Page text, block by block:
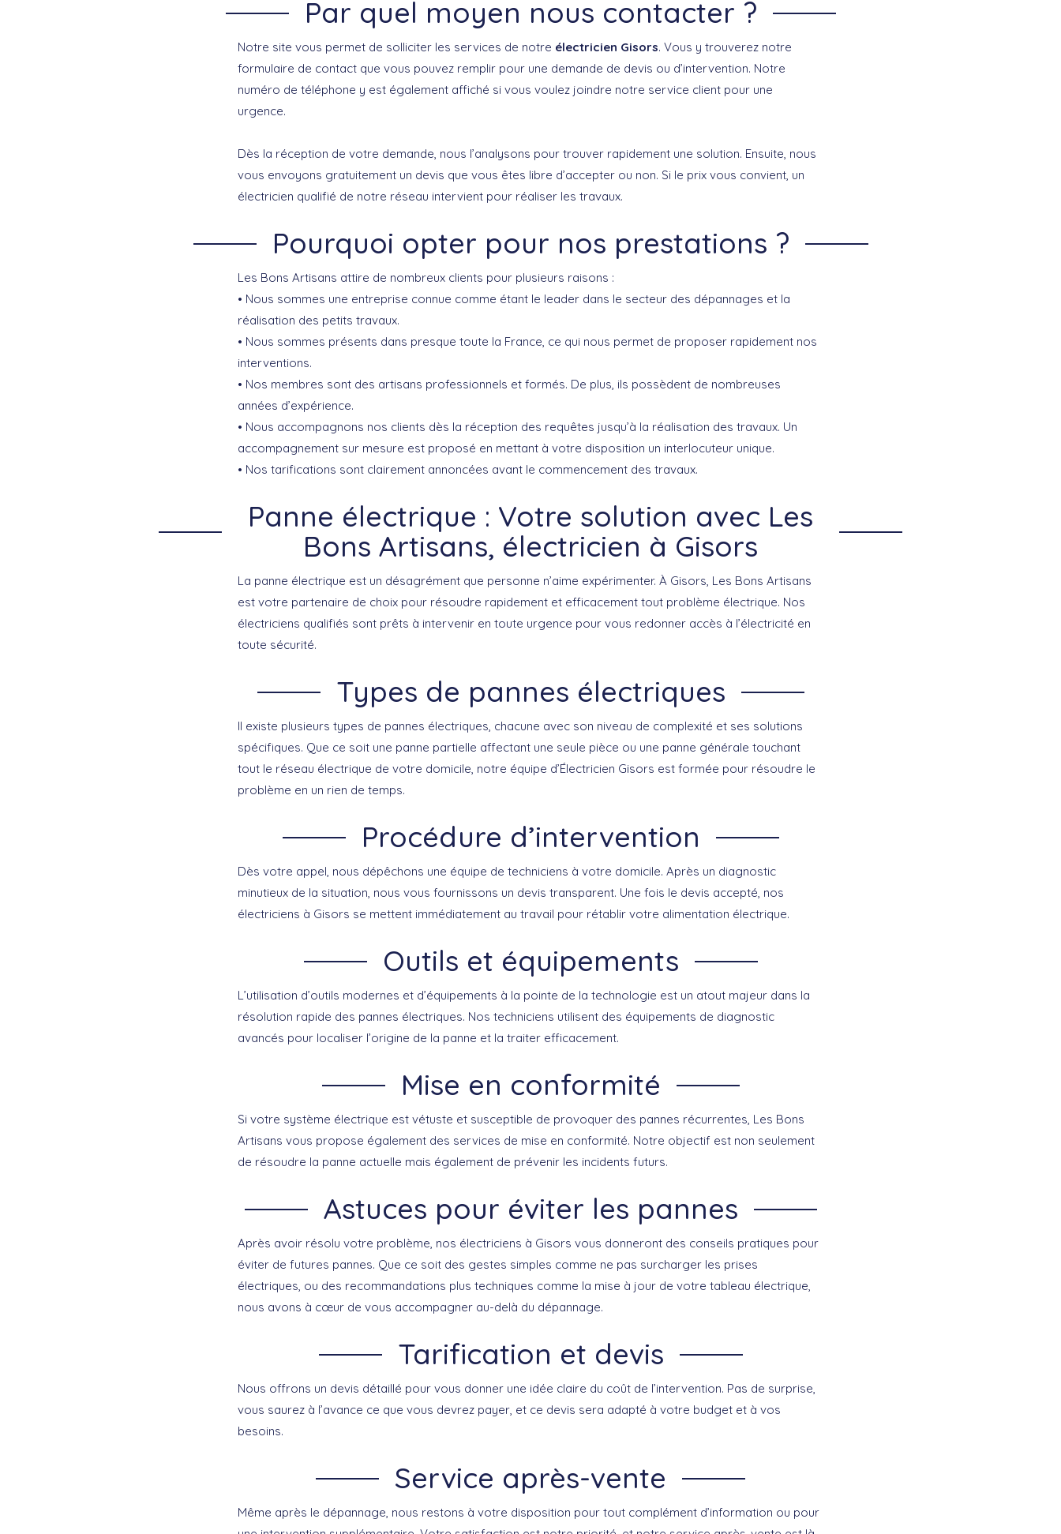
Par quel moyen nous contacter ?
Notre site vous permet de solliciter les services de notre électricien Gisors. Vous y trouverez notre
formulaire de contact que vous pouvez remplir pour une demande de devis ou d’intervention. Notre
numéro de téléphone y est également affiché si vous voulez joindre notre service client pour une
urgence.
Dès la réception de votre demande, nous l’analysons pour trouver rapidement une solution. Ensuite, nous
vous envoyons gratuitement un devis que vous êtes libre d’accepter ou non. Si le prix vous convient, un
électricien qualifié de notre réseau intervient pour réaliser les travaux.
Pourquoi opter pour nos prestations ?
Les Bons Artisans attire de nombreux clients pour plusieurs raisons :
• Nous sommes une entreprise connue comme étant le leader dans le secteur des dépannages et la
réalisation des petits travaux.
• Nous sommes présents dans presque toute la France, ce qui nous permet de proposer rapidement nos
interventions.
• Nos membres sont des artisans professionnels et formés. De plus, ils possèdent de nombreuses
années d’expérience.
• Nous accompagnons nos clients dès la réception des requêtes jusqu’à la réalisation des travaux. Un
accompagnement sur mesure est proposé en mettant à votre disposition un interlocuteur unique.
• Nos tarifications sont clairement annoncées avant le commencement des travaux.
Panne électrique : Votre solution avec Les
Bons Artisans, électricien à Gisors
La panne électrique est un désagrément que personne n’aime expérimenter. À Gisors, Les Bons Artisans
est votre partenaire de choix pour résoudre rapidement et efficacement tout problème électrique. Nos
électriciens qualifiés sont prêts à intervenir en toute urgence pour vous redonner accès à l’électricité en
toute sécurité.
Types de pannes électriques
Il existe plusieurs types de pannes électriques, chacune avec son niveau de complexité et ses solutions
spécifiques. Que ce soit une panne partielle affectant une seule pièce ou une panne générale touchant
tout le réseau électrique de votre domicile, notre équipe d’Électricien Gisors est formée pour résoudre le
problème en un rien de temps.
Procédure d’intervention
Dès votre appel, nous dépêchons une équipe de techniciens à votre domicile. Après un diagnostic
minutieux de la situation, nous vous fournissons un devis transparent. Une fois le devis accepté, nos
électriciens à Gisors se mettent immédiatement au travail pour rétablir votre alimentation électrique.
Outils et équipements
L’utilisation d’outils modernes et d’équipements à la pointe de la technologie est un atout majeur dans la
résolution rapide des pannes électriques. Nos techniciens utilisent des équipements de diagnostic
avancés pour localiser l’origine de la panne et la traiter efficacement.
Mise en conformité
Si votre système électrique est vétuste et susceptible de provoquer des pannes récurrentes, Les Bons
Artisans vous propose également des services de mise en conformité. Notre objectif est non seulement
de résoudre la panne actuelle mais également de prévenir les incidents futurs.
Astuces pour éviter les pannes
Après avoir résolu votre problème, nos électriciens à Gisors vous donneront des conseils pratiques pour
éviter de futures pannes. Que ce soit des gestes simples comme ne pas surcharger les prises
électriques, ou des recommandations plus techniques comme la mise à jour de votre tableau électrique,
nous avons à cœur de vous accompagner au-delà du dépannage.
Tarification et devis
Nous offrons un devis détaillé pour vous donner une idée claire du coût de l’intervention. Pas de surprise,
vous saurez à l’avance ce que vous devrez payer, et ce devis sera adapté à votre budget et à vos
besoins.
Service après-vente
Même après le dépannage, nous restons à votre disposition pour tout complément d’information ou pour